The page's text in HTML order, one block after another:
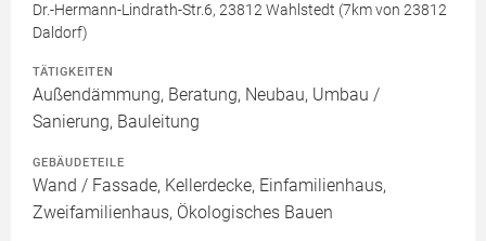
Dr.-Hermann-Lindrath-Str.6, 23812 Wahlstedt (7km von 23812
Daldorf)
TÄTIGKEITEN
Außendämmung, Beratung, Neubau, Umbau /
Sanierung, Bauleitung
GEBÄUDETEILE
Wand / Fassade, Kellerdecke, Einfamilienhaus,
Zweifamilienhaus, Ökologisches Bauen